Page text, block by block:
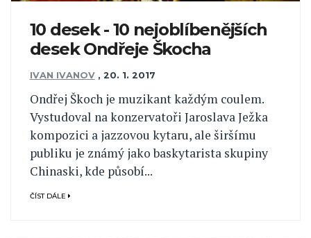
10 desek - 10 nejoblíbenějších
desek Ondřeje Škocha
IVAN IVANOV , 20. 1. 2017
Ondřej Škoch je muzikant každým coulem.
Vystudoval na konzervatoři Jaroslava Ježka
kompozici a jazzovou kytaru, ale širšímu
publiku je známý jako baskytarista skupiny
Chinaski, kde působí...
ČÍST DÁLE